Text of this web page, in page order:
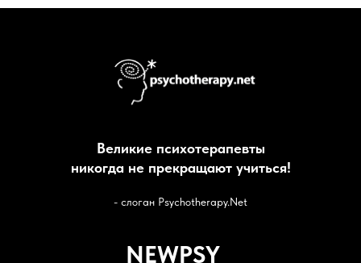
Великие психотерапевты
никогда не прекращают учиться!
- cлоган Psychotherapy.Net
NEWPSY